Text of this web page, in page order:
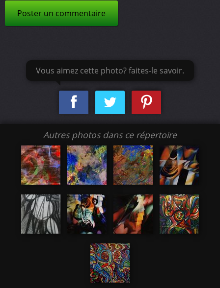
Poster un commentaire
Vous aimez cette photo? faites-le savoir.
Autres photos dans ce répertoire